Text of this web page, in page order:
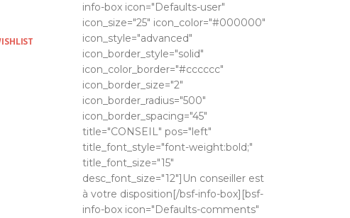
info-box icon="Defaults-user"
icon_size="25" icon_color="#000000"
icon_style="advanced"
icon_border_style="solid"
icon_color_border="#cccccc"
icon_border_size="2"
icon_border_radius="500"
icon_border_spacing="45"
title="CONSEIL" pos="left"
title_font_style="font-weight:bold;"
title_font_size="15"
desc_font_size="12"]Un conseiller est
à votre disposition[/bsf-info-box][bsf-
info-box icon="Defaults-comments"